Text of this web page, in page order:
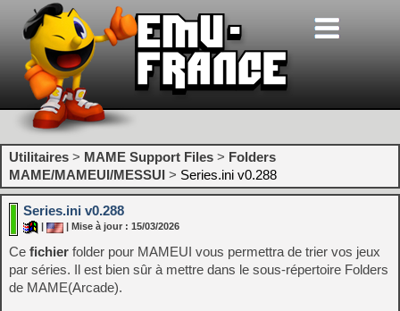
Utilitaires > MAME Support Files > Folders
MAME/MAMEUI/MESSUI > Series.ini v0.288
Series.ini v0.288
| Mise à jour : 15/03/2026
Ce fichier folder pour MAMEUI vous permettra de trier vos jeux
par séries. Il est bien sûr à mettre dans le sous-répertoire Folders
de MAME(Arcade).